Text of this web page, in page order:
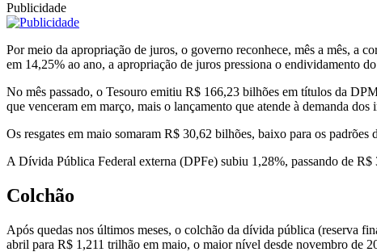
Publicidade
Por meio da apropriação de juros, o governo reconhece, mês a mês, a
em 14,25% ao ano, a apropriação de juros pressiona o endividamento
No mês passado, o Tesouro emitiu R$ 166,23 bilhões em títulos da
que venceram em março, mais o lançamento que atende à demanda dos
Os resgates em maio somaram R$ 30,62 bilhões, baixo para os
A Dívida Pública Federal externa (DPFe) subiu 1,28%, passando de
Colchão
Após quedas nos últimos meses, o colchão da dívida pública (reserva
abril para R$ 1,211 trilhão em maio, o maior nível desde novembro de